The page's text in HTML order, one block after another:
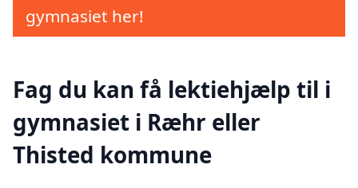
gymnasiet her!
Fag du kan få lektiehjælp til i
gymnasiet i Ræhr eller
Thisted kommune